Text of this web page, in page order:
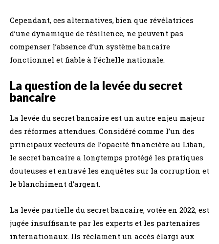
Cependant, ces alternatives, bien que révélatrices
d’une dynamique de résilience, ne peuvent pas
compenser l’absence d’un système bancaire
fonctionnel et fiable à l’échelle nationale.
La question de la levée du secret
bancaire
La levée du secret bancaire est un autre enjeu majeur
des réformes attendues. Considéré comme l’un des
principaux vecteurs de l’opacité financière au Liban,
le secret bancaire a longtemps protégé les pratiques
douteuses et entravé les enquêtes sur la corruption et
le blanchiment d’argent.
La levée partielle du secret bancaire, votée en 2022, est
jugée insuffisante par les experts et les partenaires
internationaux. Ils réclament un accès élargi aux